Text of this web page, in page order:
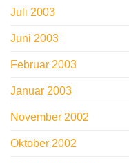
Juli 2003
Juni 2003
Februar 2003
Januar 2003
November 2002
Oktober 2002